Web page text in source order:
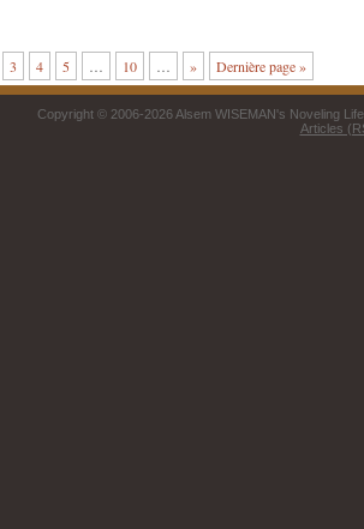
3 4 5 10 » Dernière page »
Copyright © 2006-2026 Alsem WISEMAN's Noveling
Articles